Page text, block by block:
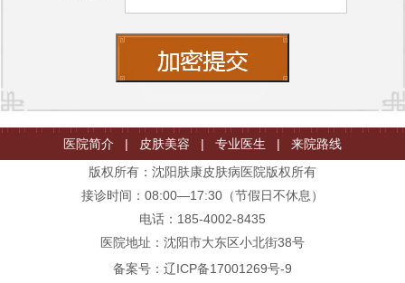
医院简介 | 皮肤美容 | 专业医生 |
来院路线
版权所有：沈阳肤康皮肤病医院版权所有
接诊时间：08:00—17:30（节假日不休息）
电话：185-4002-8435
医院地址：沈阳市大东区小北街38号
备案号： 辽ICP备17001269号-9